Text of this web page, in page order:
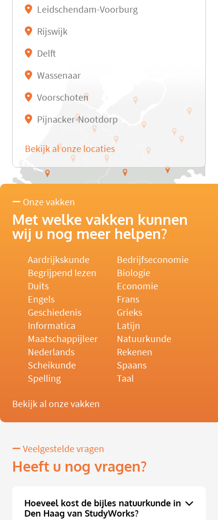
Leidschendam-Voorburg
Rijswijk
Delft
Wassenaar
Voorschoten
Pijnacker-Nootdorp
Bekijk al onze locaties
Onze vakken
Met welke vakken kunnen
wij u nog meer helpen?
Aardrijkskunde
Bedrijfseconomie
Begrijpend lezen
Biologie
Duits
Economie
Engels
Frans
Geschiedenis
Grieks
Informatica
Latijn
Maatschappijleer
Natuurkunde
Nederlands
Rekenen
Scheikunde
Spaans
Spelling
Taal
Bekijk al onze vakken
Veelgestelde vragen
Heeft u nog vragen?
Hoeveel kost de bijles natuurkunde in
Den Haag van StudyWorks?